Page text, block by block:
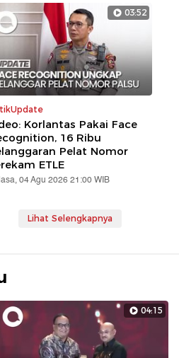
03:52
Korlantas Pakai Face
16 Ribu
Pelat Nomor
ETLE
04 Agu 2026 21:00 WIB
Lihat Selengkapnya
04:15